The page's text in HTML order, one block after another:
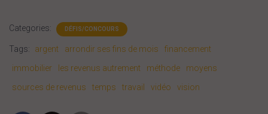
Categories: DÉFIS/CONCOURS
Tags: argent arrondir ses fins de mois
financement
immobilier
les revenus autrement méthode
moyens
sources de revenus
temps travail vidéo vision